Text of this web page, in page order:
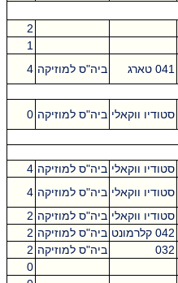
2
1
041 טארג ביה"ס למוזיקה 4
סטודיו ווקאלי ביה"ס למוזיקה 0
סטודיו ווקאלי ביה"ס למוזיקה 4
סטודיו ווקאלי ביה"ס למוזיקה 4
סטודיו ווקאלי ביה"ס למוזיקה 2
042 קלרמונט ביה"ס למוזיקה 2
032 ביה"ס למוזיקה 2
0